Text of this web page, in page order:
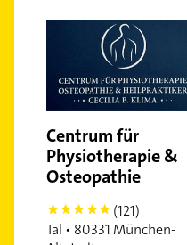
Obermenzing
Obersendling
Pasing
Perlach
Ramersdorf
Riem
Schwabing
Schwabing-West
Schwanthalerhöhe
Centrum für
Physiotherapie &
Osteopathie
5
(121)
Tal • 80331 München-